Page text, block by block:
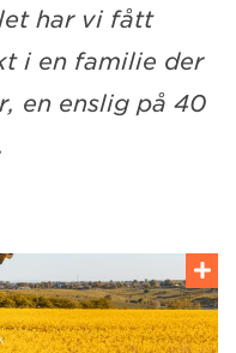
har vi fått
i en familie der
en enslig på 40